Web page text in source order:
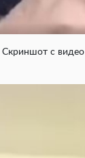
с видео